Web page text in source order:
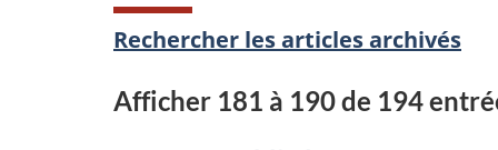
Rechercher les articles archivés
Afficher 181 à 190 de 194